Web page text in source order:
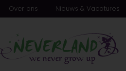
Over ons Nieuws & Vacatures